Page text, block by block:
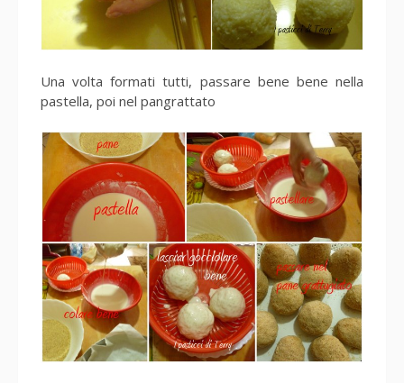
Una volta formati tutti, passare bene bene nella
pastella, poi nel pangrattato